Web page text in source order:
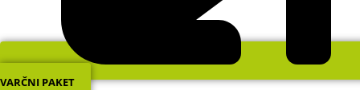
VARČNI PAKET